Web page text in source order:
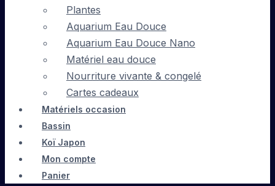
Plantes
Aquarium Eau Douce
Aquarium Eau Douce Nano
Matériel eau douce
Nourriture vivante & congelé
Cartes cadeaux
Matériels occasion
Bassin
Koï Japon
Mon compte
Panier